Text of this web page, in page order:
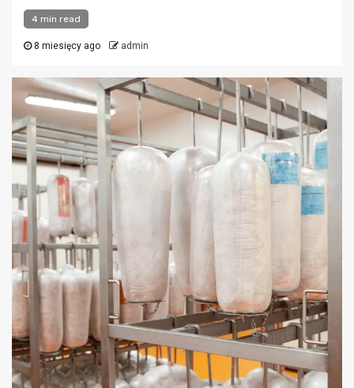
4 min read
8 miesięcy ago admin